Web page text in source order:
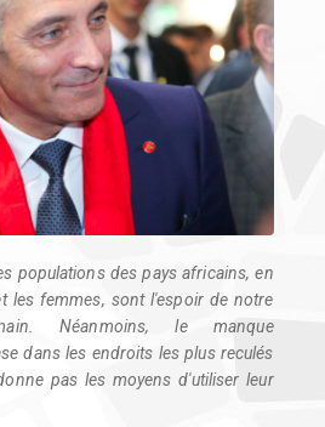
populations des pays africains, en
les femmes, sont l'espoir de notre
Néanmoins, le manque
dans les endroits les plus reculés
pas les moyens d'utiliser leur